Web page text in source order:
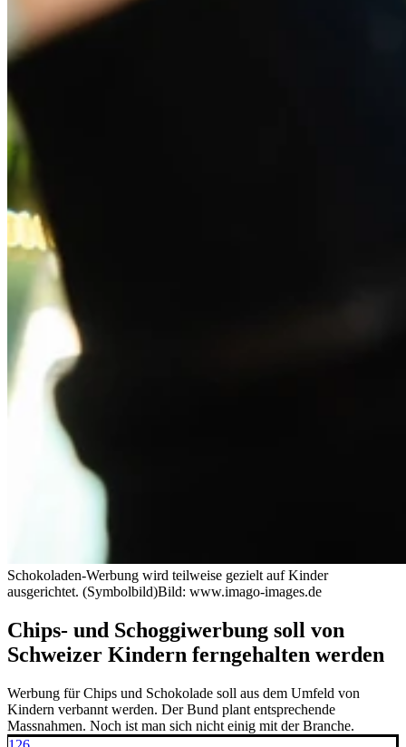
Schokoladen-Werbung wird teilweise gezielt auf Kinder
ausgerichtet. (Symbolbild)Bild: www.imago-images.de
Chips- und Schoggiwerbung soll von
Schweizer Kindern ferngehalten werden
Werbung für Chips und Schokolade soll aus dem Umfeld von
Kindern verbannt werden. Der Bund plant entsprechende
Massnahmen. Noch ist man sich nicht einig mit der Branche.